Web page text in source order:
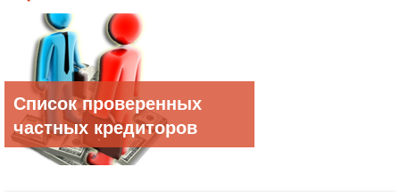
Список проверенных
частных кредиторов